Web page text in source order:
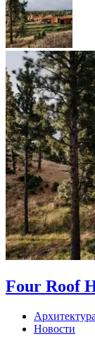
Four Roof
Архитектура
Новости